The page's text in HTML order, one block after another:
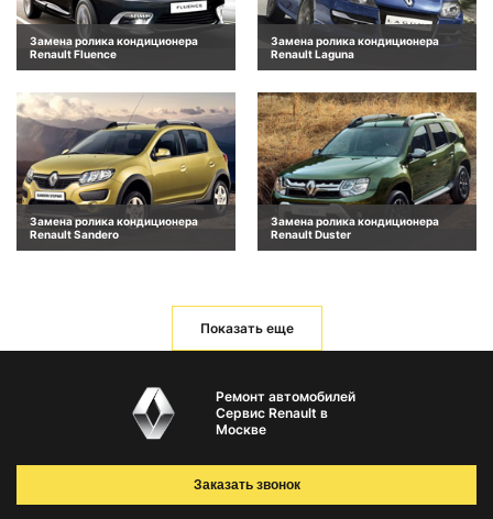
Замена ролика кондиционера
Renault Fluence
Замена ролика кондиционера
Renault Laguna
Замена ролика кондиционера
Renault Sandero
Замена ролика кондиционера
Renault Duster
Показать еще
Ремонт автомобилей
Сервис Renault в
Москве
Заказать звонок